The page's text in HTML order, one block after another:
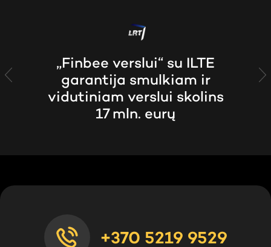
„Finbee verslui“ su ILTE
garantija smulkiam ir
vidutiniam verslui skolins
17 mln. eurų
Previous
+370 5219 9529